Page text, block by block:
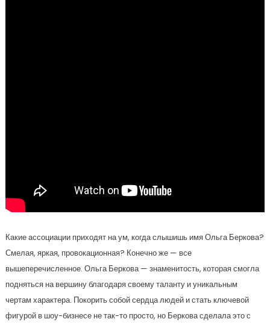
Какие ассоциации приходят на ум, когда слышишь имя Ольга Беркова?
Смелая, яркая, провокационная? Конечно же — все
вышеперечисленное. Ольга Беркова — знаменитость, которая смогла
подняться на вершину благодаря своему таланту и уникальным
чертам характера. Покорить собой сердца людей и стать ключевой
фигурой в шоу-бизнесе не так-то просто, но Беркова сделала это с